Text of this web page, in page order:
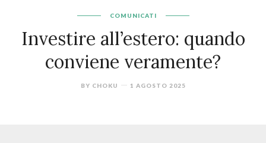
COMUNICATI
Investire all’estero: quando
conviene veramente?
BY CHOKU 1 AGOSTO 2025